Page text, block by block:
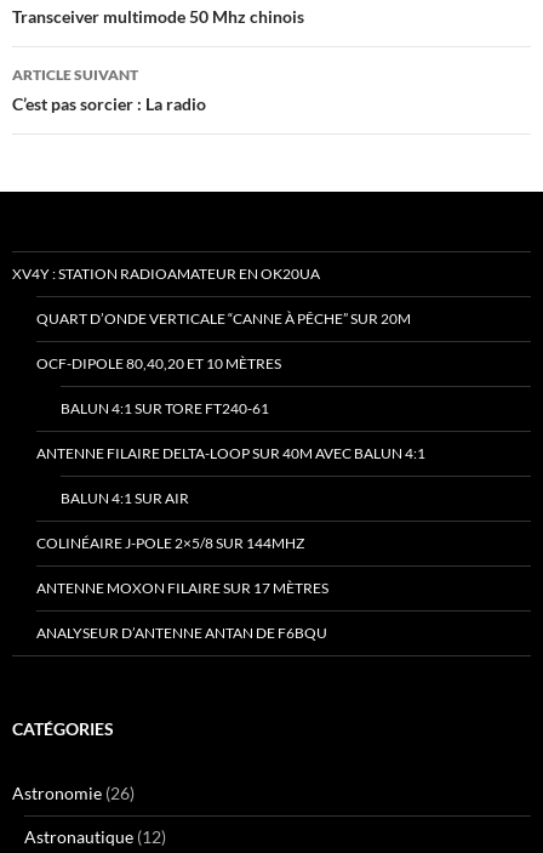
des
articles
Transceiver multimode 50 Mhz chinois
ARTICLE SUIVANT
C’est pas sorcier : La radio
XV4Y : STATION RADIOAMATEUR EN OK20UA
QUART D’ONDE VERTICALE “CANNE À PÊCHE” SUR 20M
OCF-DIPOLE 80,40,20 ET 10 MÈTRES
BALUN 4:1 SUR TORE FT240-61
ANTENNE FILAIRE DELTA-LOOP SUR 40M AVEC BALUN 4:1
BALUN 4:1 SUR AIR
COLINÉAIRE J-POLE 2×5/8 SUR 144MHZ
ANTENNE MOXON FILAIRE SUR 17 MÈTRES
ANALYSEUR D’ANTENNE ANTAN DE F6BQU
CATÉGORIES
Astronomie (26)
Astronautique (12)